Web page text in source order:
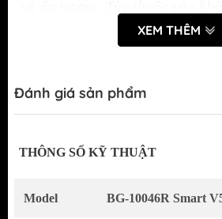
diện tích của căn bếp, mà có
tiện nghi và hiện đại của căn
XEM THÊM
Đánh giá sản phẩm
THÔNG SỐ KỸ THUẬT
Model BG-10046R Smart